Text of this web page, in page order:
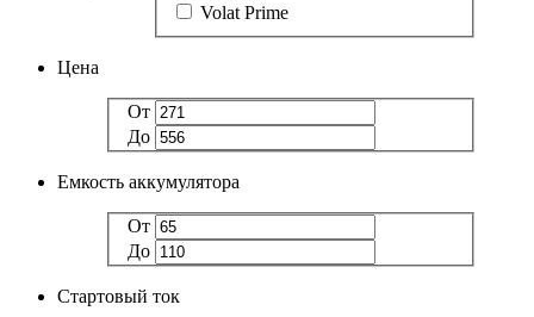
Volat Prime
Цена
От
До
Емкость аккумулятора
От
До
Стартовый ток